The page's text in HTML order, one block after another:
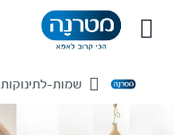
Home שמות-לתינוקות